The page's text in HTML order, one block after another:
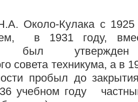
Около-Кулака с 1925
в 1931 году,
был утвержден
совета техникума, а в
пробыл до
учебном году